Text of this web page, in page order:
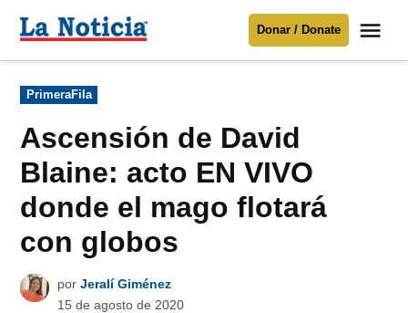
Para mantenerte informado necesitamos
Donar
contenido
Noticia
Donar / Donate
Publicado
en
PrimeraFila
Ascensión de David
Blaine: acto EN VIVO
donde el mago flotará
con globos
por Jeralí Giménez
15 de agosto de 2020